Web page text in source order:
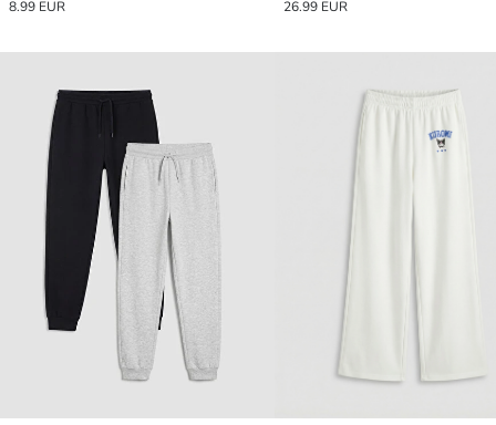
8.99 EUR 26.99 EUR